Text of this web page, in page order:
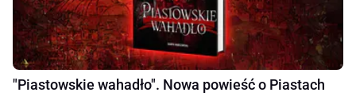
"Piastowskie wahadło". Nowa powieść o Piastach